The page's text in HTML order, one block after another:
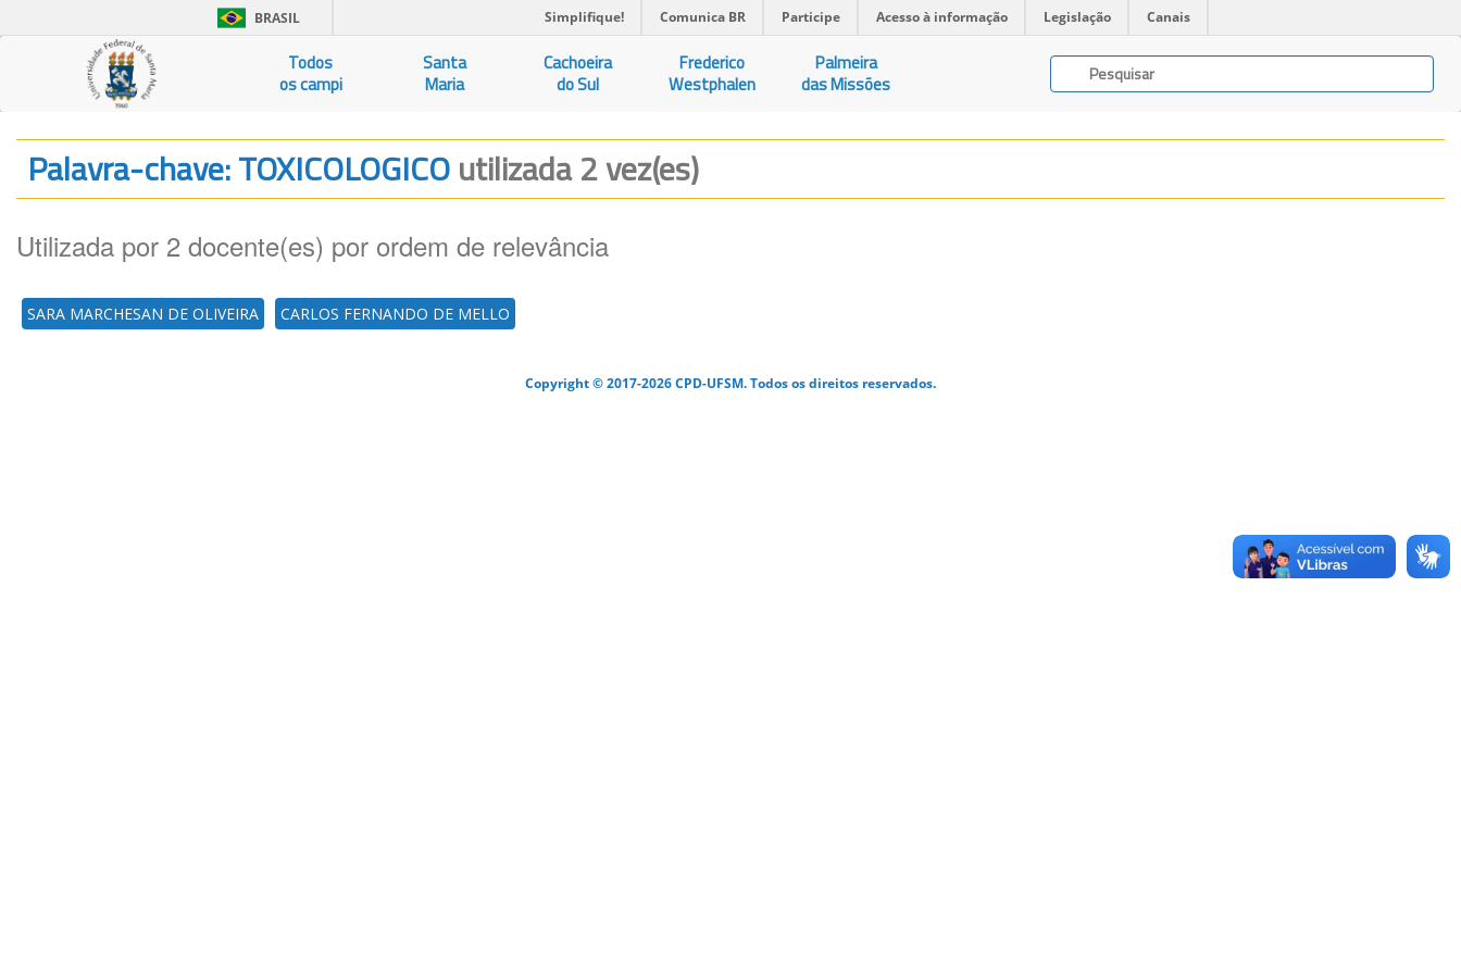
BRASIL Simplifique! Comunica BR Participe Acesso à informação Legislação Canais
Todos
os campi
Santa
Maria
Cachoeira
do Sul
Frederico
Westphalen
Palmeira
das Missões
Palavra-chave: TOXICOLOGICOutilizada 2 vez(es)
Utilizada por 2 docente(es) por ordem de relevância
SARA MARCHESAN DE OLIVEIRA CARLOS FERNANDO DE MELLO
Copyright © 2017-2026 CPD-UFSM. Todos os direitos reservados.